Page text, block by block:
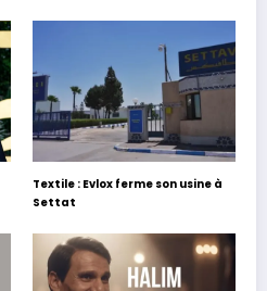
Textile : Evlox ferme son usine à
Settat